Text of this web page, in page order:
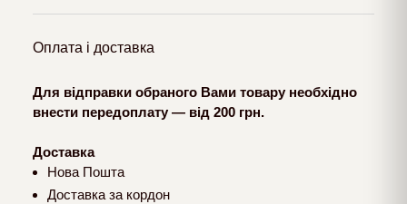
Оплата і доставка
Для відправки обраного Вами товару необхідно
внести передоплату — від 200 грн.
Доставка
Нова Пошта
Доставка за кордон